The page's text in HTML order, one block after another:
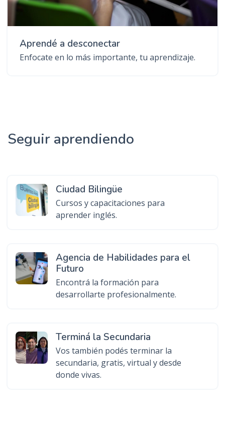
Aprendé a desconectar
Enfocate en lo más importante, tu aprendizaje.
Seguir aprendiendo
Ciudad Bilingüe
Cursos y capacitaciones para
aprender inglés.
Agencia de Habilidades para el
Futuro
Encontrá la formación para
desarrollarte profesionalmente.
Terminá la Secundaria
Vos también podés terminar la
secundaria, gratis, virtual y desde
donde vivas.